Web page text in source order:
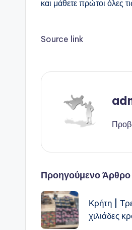
και μάθετε πρώτοι όλες
Source link
Πλοήγηση
Προηγούμενο Άρθρο
Κρήτη |
χιλιάδες